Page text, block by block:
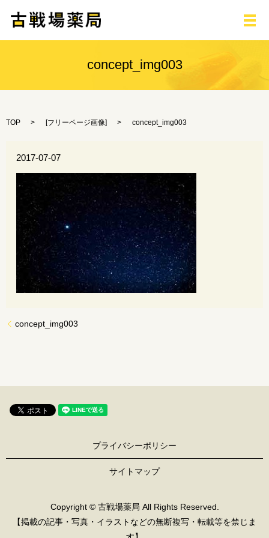
メ
concept_img003
TOP [フリーページ画像] concept_img003
2017-07-07
concept_img003
プライバシーポリシー
サイトマップ
Copyright © 古戦場薬局 All Rights Reserved.
【掲載の記事・写真・イラストなどの無断複写・転載等を禁じま